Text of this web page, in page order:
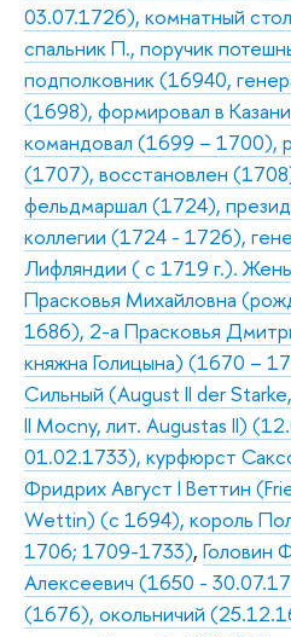
03.07.1726), комнатный
спальник П., поручик
подполковник (16940,
(1698), формировал в
командовал (1699 – 1700),
(1707), восстановлен
фельдмаршал (1724),
коллегии (1724 - 1726),
Лифляндии ( с 1719 г.).
Прасковья Михайловна
1686), 2-а Прасковья
княжна Голицына) (1670 –
Сильный (August II der
II Mocny, лит. Augustas II)
01.02.1733), курфюрст
Фридрих Август I Веттин
Wettin) (с 1694), король
1706; 1709-1733), Головин
Алексеевич (1650 -
(1676), окольничий